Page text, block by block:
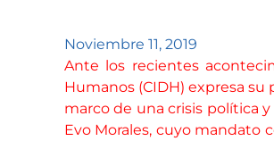
Noviembre 11, 2019
Ante los recientes
Humanos (CIDH) expresa
marco de una crisis política
Evo Morales, cuyo mandato